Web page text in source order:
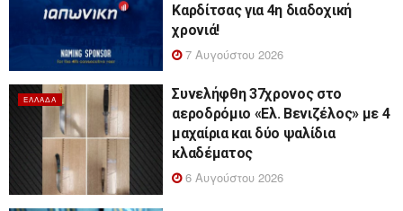
Καρδίτσας για 4η διαδοχική
χρονιά!
7 Αυγούστου 2026
ΕΛΛΆΔΑ
Συνελήφθη 37χρονος στο
αεροδρόμιο «Ελ. Βενιζέλος» με 4
μαχαίρια και δύο ψαλίδια
κλαδέματος
6 Αυγούστου 2026